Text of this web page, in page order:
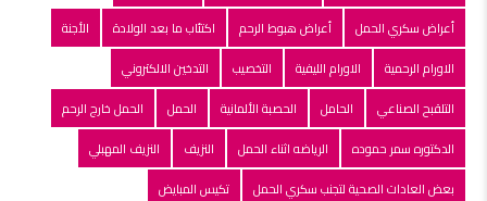
أعراض سكري الحمل
أعراض هبوط الرحم اكتئاب ما بعد الولادة
الأجنة
الاورام الرحمية
الاورام الليفية التخصيب
التدخين الالكتروني
التلقبح الصناعي
الحامل الحصبة الألمانية الحمل
الحمل خارج الرحم
الدكتوره سمر حموده
الرياضه اثناء الحمل النزيف
النزيف المهبلي
بعض العادات الصحية لتجنب سكري الحمل
تكيس المبايض